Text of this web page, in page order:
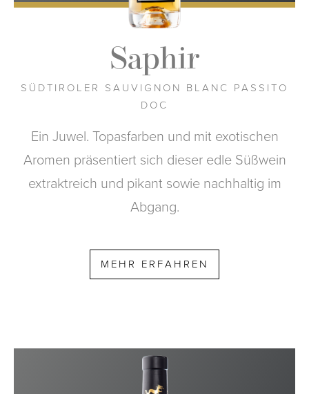
Saphir
SÜDTIROLER SAUVIGNON BLANC PASSITO
DOC
Ein Juwel. Topasfarben und mit exotischen
Aromen präsentiert sich dieser edle Süßwein
extraktreich und pikant sowie nachhaltig im
Abgang.
MEHR ERFAHREN